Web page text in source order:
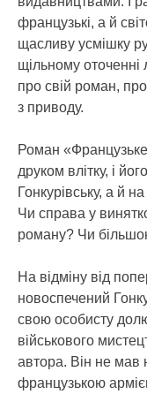
французькі, а й
щасливу усмішку
щільному
про свій роман,
з приводу.
Роман
друком влітку, і
Гонкурівську, а й
Чи справа у
роману? Чи
На відміну від
новоспечений
свою особисту
військового
автора. Він не мав
французькою